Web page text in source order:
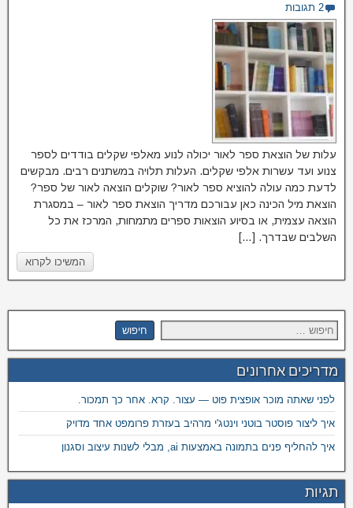
2 תגובות
עלות של הוצאת ספר לאור יכולה לנוע מאלפי שקלים בודדים לספר
צנוע ועד עשרות אלפי שקלים. העלות תלויה במשתנים רבים. מבקשים
לדעת כמה עולה להוציא ספר לאור? שוקלים הוצאה לאור של ספר?
הוצאת מיל הכינה כאן עבורכם מדריך הוצאת ספר לאור – במסגרת
הוצאה עצמית, או בסיוע הוצאות ספרים מתמחות, המרכז את כל
השלבים שבדרך. […]
המשיכו לקרוא
מדריכים אחרונים
לפני שאתה מוכר אופצית פוט — עצור. קרא. אחר כך תמכור.
איך ליצור פוסטר בוטני וינטג'י מרהיב בעזרת פרומפט אחד מדויק
איך להחליף פנים בתמונה באמצעות ai, מבלי לשנות עיצוב וסגנון
תגיות